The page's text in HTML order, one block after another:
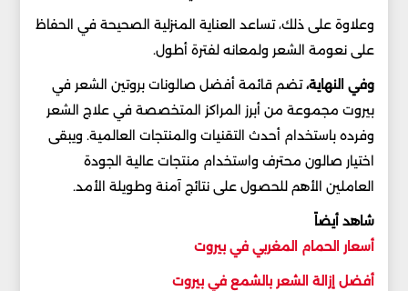
وعلاوة على ذلك، تساعد العناية المنزلية الصحيحة في الحفاظ
على نعومة الشعر ولمعانه لفترة أطول.
وفي النهاية،تضم قائمة أفضل صالونات بروتين الشعر في
بيروت مجموعة من أبرز المراكز المتخصصة في علاج الشعر
وفرده باستخدام أحدث التقنيات والمنتجات العالمية. ويبقى
اختيار صالون محترف واستخدام منتجات عالية الجودة
العاملين الأهم للحصول على نتائج آمنة وطويلة الأمد.
شاهد أيضاً
أسعار الحمام المغربي في بيروت
أفضل إزالة الشعر بالشمع في بيروت